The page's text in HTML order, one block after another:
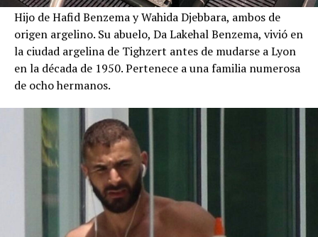
Hijo de Hafid Benzema y Wahida Djebbara, ambos de
origen argelino. Su abuelo, Da Lakehal Benzema, vivió en
la ciudad argelina de Tighzert antes de mudarse a Lyon
en la década de 1950. Pertenece a una familia numerosa
de ocho hermanos.